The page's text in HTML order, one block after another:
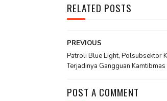
RELATED POSTS
PREVIOUS
Patroli Blue Light, Polsubsektor
Terjadinya Gangguan Kamtibmas
POST A COMMENT